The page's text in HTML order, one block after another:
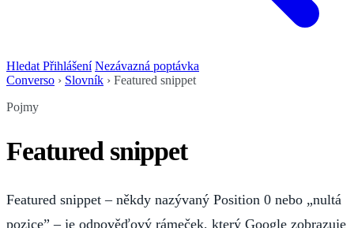
Hledat Přihlášení Nezávazná poptávka
Converso › Slovník › Featured snippet
Pojmy
Featured snippet
Featured snippet – někdy nazývaný Position 0 nebo „nultá
pozice” – je odpověďový rámeček, který Google zobrazuje